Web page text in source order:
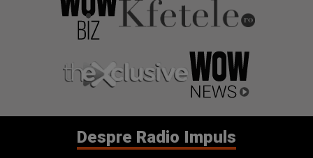
Despre Radio Impuls